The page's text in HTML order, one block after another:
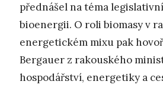
přednášel na téma
bioenergii. O roli biomasy v
energetickém mixu pak
Bergauer z rakouského
hospodářství, energetiky a